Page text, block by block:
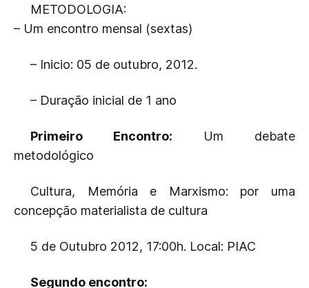
METODOLOGIA:
– Um encontro mensal (sextas)
– Inicio: 05 de outubro, 2012.
– Duração inicial de 1 ano
Primeiro Encontro: Um debate
metodológico
Cultura, Memória e Marxismo: por uma
concepção materialista de cultura
5 de Outubro 2012, 17:00h. Local: PIAC
Segundo encontro: